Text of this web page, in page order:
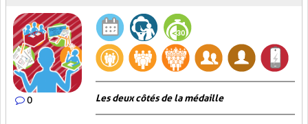
0 Les deux côtés de la médaille